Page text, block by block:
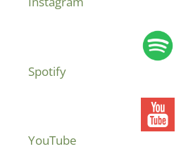
Spotify
YouTube